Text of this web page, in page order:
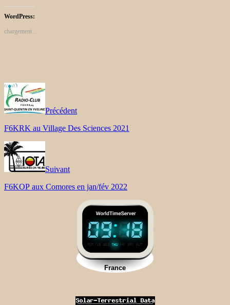
WordPress:
chargement…
Précédent
F6KRK au Village Des Sciences 2021
Suivant
F6KOP aux Comores en jan/fév 2022